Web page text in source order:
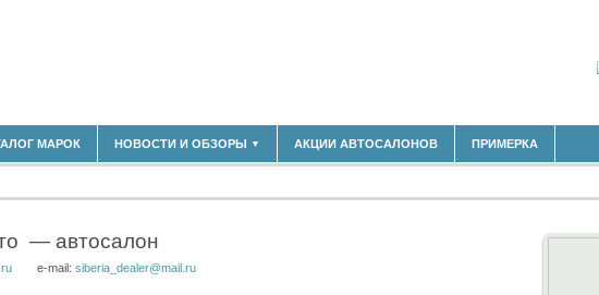
(14298)
МАРОК НОВОСТИ И ОБЗОРЫ ▼
МАТЕРИАЛЫ ПАРТНЕРОВ
ВЫСТАВКИ И АВТОСАЛОНЫ
АКЦИИ АВТОСАЛОНОВ ПРИМЕРКА
— автосалон
e-mail: siberia_dealer@mail.ru